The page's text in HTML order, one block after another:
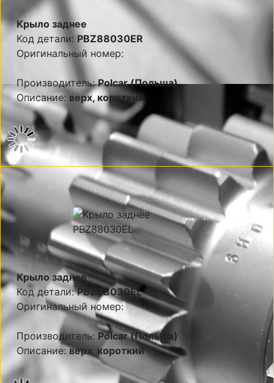
Крыло заднее
Код детали: PBZ88030ER
Оригинальный номер:
Производитель:Polcar (Польша)
Описание: верх, короткий
Крыло заднее
Код детали:PBZ88030EL
Оригинальный номер:
Производитель: Polcar (Польша)
Описание:верх, короткий